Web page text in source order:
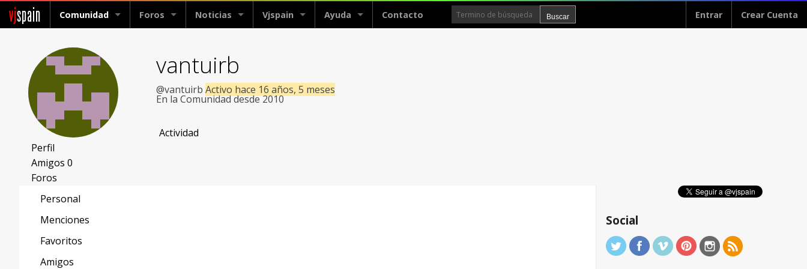
vjspain Comunidad Foros Noticias Vjspain Ayuda Contacto Entrar Crear Cuenta
vantuirb
@vantuirb Activo hace 16 años, 5 meses
En la Comunidad desde 2010
Actividad
Perfil
Amigos 0
Foros
Personal
Menciones
Favoritos
Amigos
Social